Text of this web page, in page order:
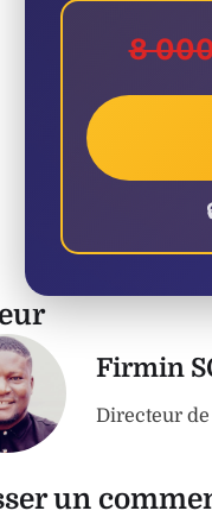
8
Firmin
Directeur
un